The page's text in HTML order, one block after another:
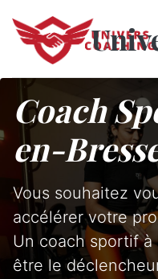
Coach
en-
Vous souhaitez
accélérer votre
Un coach sportif
être le